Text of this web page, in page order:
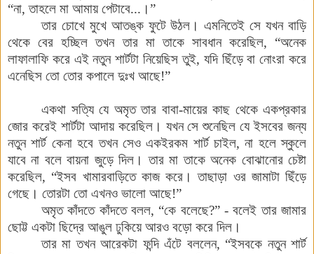
“না,তাহলে মা আমায় পেটাবে... ।”
তার চোখে মুখে আতঙ্ক ফুটে উঠল । এমনিতেই সে যখন বাড়ি
থেকে বের হচ্ছিল তখন তার মা তাকে সাবধান করেছিল, “অনেক
লাফালাফি করে এই নতুন শার্টটা নিয়েছিস তুই, যদি ছিঁড়ে বা নোংরা করে
এনেছিস তো তোর কপালে দুঃখ আছে!”
একথা সত্যি যে অমৃত তার বাবা-মায়ের কাছ থেকে একপ্রকার
জোর করেই শার্টটা আদায় করেছিল। যখন সে শুনেছিল যে ইসবের জন্য
নতুন শার্ট কেনা হবে তখন সেও একইরকম শার্ট চাইল, না হলে স্কুলে
যাবে না বলে বায়না জুড়ে দিল । তার মা তাকে অনেক বোঝানোর চেষ্টা
করেছিল, “ইসব খামারবাড়িতে কাজ করে । তাছাড়া ওর জামাটা ছিঁড়ে
গেছে । তোরটা তো এখনও ভালো আছে!”
অমৃত কাঁদতে কাঁদতে বলল, “কে বলেছে?”-বলেই তার জামার
ছোট্ট একটা ছিদ্রে আঙুল ঢুকিয়ে আরও বড়ো করে দিল ।
তার মা তখন আরেকটা ফন্দি এঁটে বললেন, “ইসবকে নতুন শার্ট